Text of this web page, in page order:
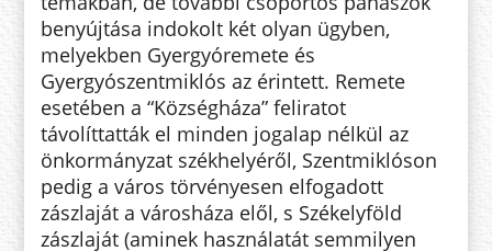
benyújtása indokolt két olyan ügyben,
melyekben Gyergyóremete és
Gyergyószentmiklós az érintett. Remete
esetében a “Községháza” feliratot
távolíttatták el minden jogalap nélkül az
önkormányzat székhelyéről, Szentmiklóson
pedig a város törvényesen elfogadott
zászlaját a városháza elől, s Székelyföld
zászlaját (aminek használatát semmilyen